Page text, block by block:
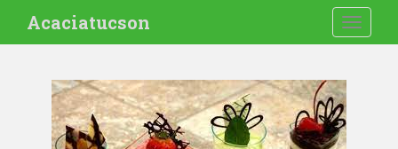
i
Acaciatucson